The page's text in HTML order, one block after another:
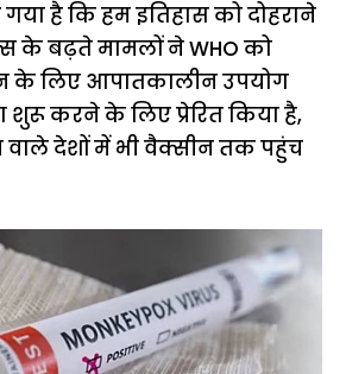
है कि हम इतिहास को दोहराने
के बढ़ते मामलों ने WHO को
के लिए आपातकालीन उपयोग
शुरू करने के लिए प्रेरित किया है,
देशों में भी वैक्सीन तक पहुंच